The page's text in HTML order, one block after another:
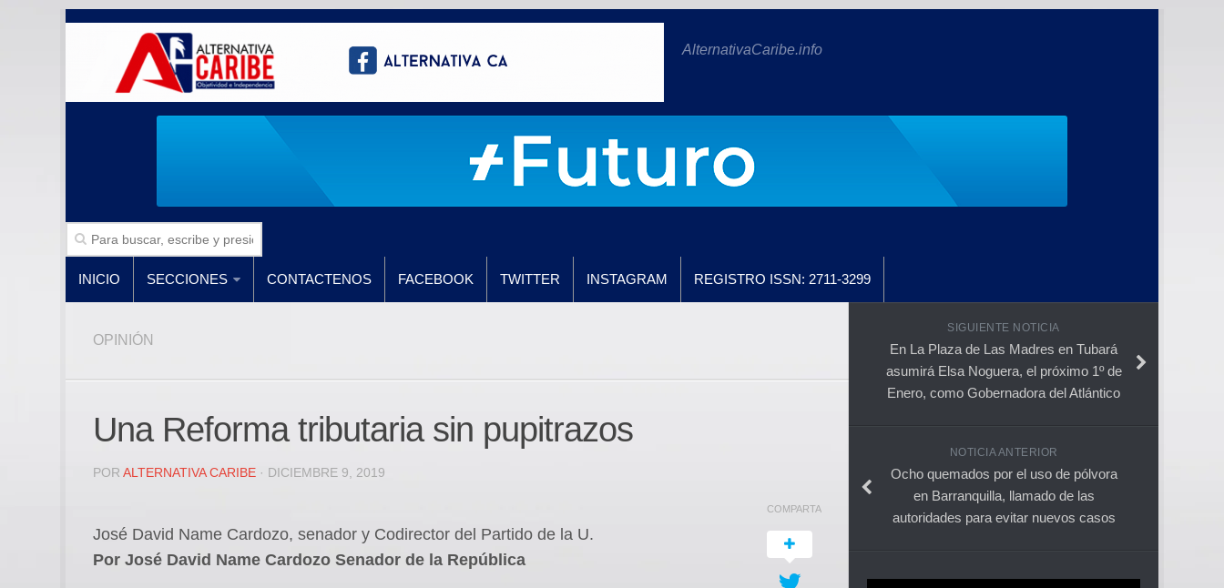
AlternativaCaribe.info
INICIO SECCIONES CONTACTENOS FACEBOOK TWITTER INSTAGRAM REGISTRO ISSN: 2711-3299
OPINIÓN
Una Reforma tributaria sin pupitrazos
POR ALTERNATIVA CARIBE · DICIEMBRE 9, 2019
José David Name Cardozo, senador y Codirector del Partido de la U.
Por José David Name Cardozo Senador de la República
COMPARTA
SIGUIENTE NOTICIA
En La Plaza de Las Madres en Tubará
asumirá Elsa Noguera, el próximo 1º de
Enero, como Gobernadora del Atlántico
NOTICIA ANTERIOR
Ocho quemados por el uso de pólvora
en Barranquilla, llamado de las
autoridades para evitar nuevos casos